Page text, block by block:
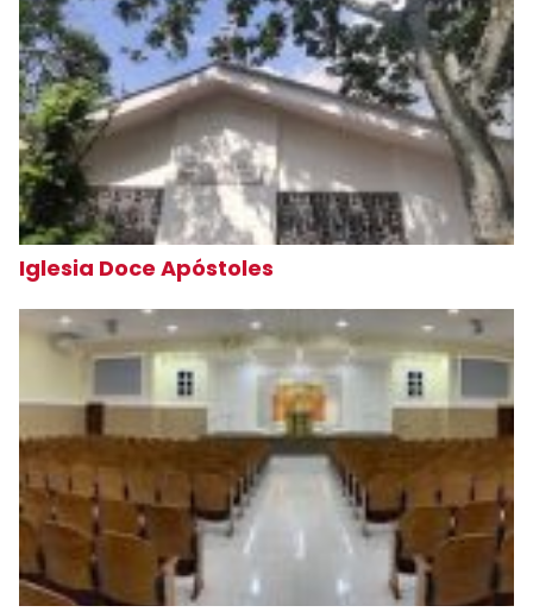
Iglesia Doce Apóstoles